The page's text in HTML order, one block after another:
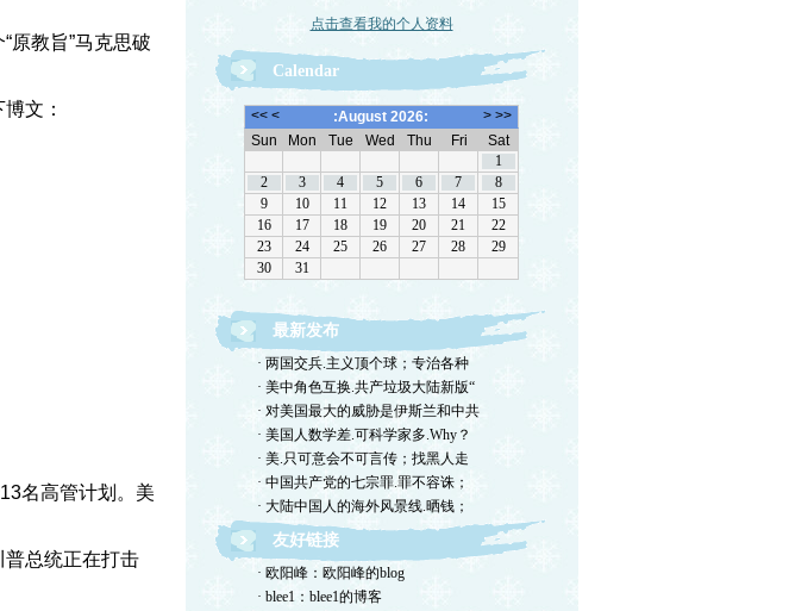
原教旨”马克思破
文：
名高管计划。美
总统正在打击
点击查看我的个人资料
Calendar
最新发布
· 两国交兵.主义顶个球；专治各种
· 美中角色互换.共产垃圾大陆新版“
· 对美国最大的威胁是伊斯兰和中共
· 美国人数学差.可科学家多.Why？
· 美.只可意会不可言传；找黑人走
· 中国共产党的七宗罪.罪不容诛；
· 大陆中国人的海外风景线.晒钱；
友好链接
· 欧阳峰：欧阳峰的blog
· blee1：blee1的博客